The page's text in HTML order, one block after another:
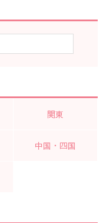
関東
中国・四国